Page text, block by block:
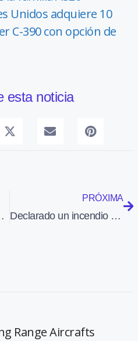
Unidos adquiere 10
C-390 con opción de
esta noticia
TBM 850
PRÓXIMA
Declarado un incendio en una nave del aeropuerto de Cuatro Vientos
Range Aircrafts